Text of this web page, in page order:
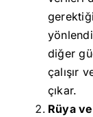
diğer
çalışır
çıkar.
Rüya